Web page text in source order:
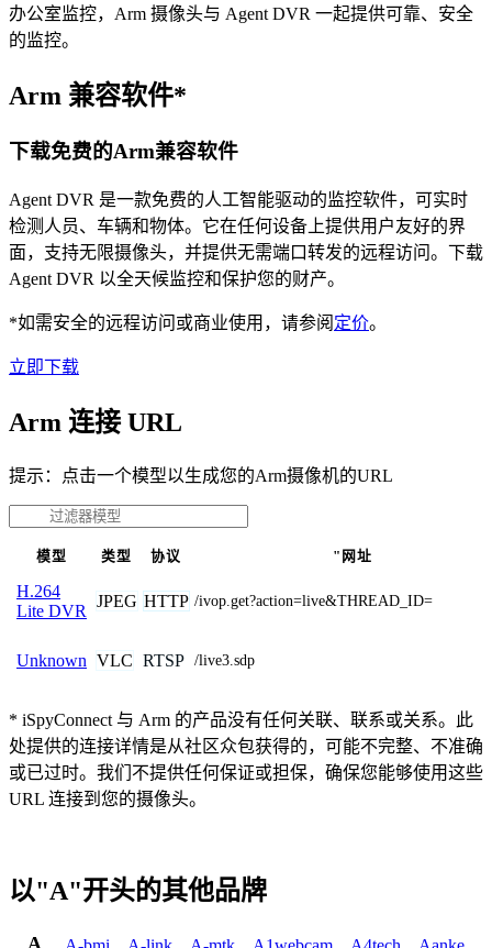
办公室监控，Arm 摄像头与 Agent DVR 一起提供可靠、安全
的监控。
Arm 兼容软件*
下载免费的Arm兼容软件
Agent DVR 是一款免费的人工智能驱动的监控软件，可实时
检测人员、车辆和物体。它在任何设备上提供用户友好的界
面，支持无限摄像头，并提供无需端口转发的远程访问。下载
Agent DVR 以全天候监控和保护您的财产。
*如需安全的远程访问或商业使用，请参阅 定价。
立即下载
Arm 连接 URL
提示：点击一个模型以生成您的Arm摄像机的URL
模型 类型 协议 "网址
H.264
Lite DVR
JPEG HTTP /ivop.get?action=live&THREAD_ID=
Unknown VLC RTSP /live3.sdp
* iSpyConnect 与 Arm 的产品没有任何关联、联系或关系。此
处提供的连接详情是从社区众包获得的，可能不完整、不准确
或已过时。我们不提供任何保证或担保，确保您能够使用这些
URL 连接到您的摄像头。
以"A"开头的其他品牌